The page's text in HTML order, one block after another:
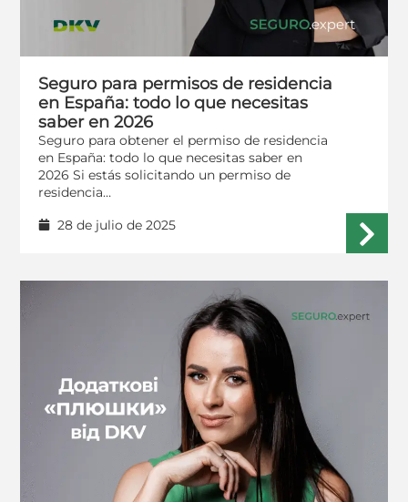
Seguro para permisos de residencia
en España: todo lo que necesitas
saber en 2026
Seguro para obtener el permiso de residencia
en España: todo lo que necesitas saber en
2026 Si estás solicitando un permiso de
residencia…
28 de julio de 2025